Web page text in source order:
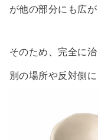
が他の部分にも広が
そのため、完全に
別の場所や反対側